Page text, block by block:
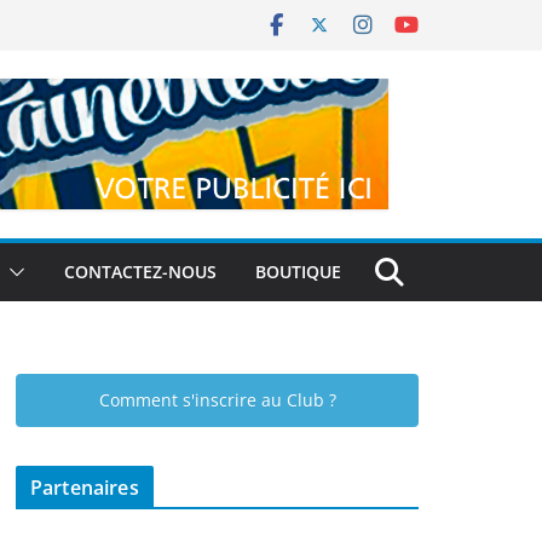
CONTACTEZ-NOUS BOUTIQUE
Comment s'inscrire au Club ?
Partenaires